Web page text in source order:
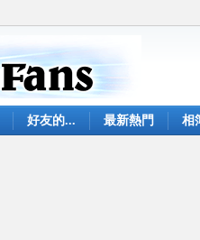
好友的... 最新熱門 相